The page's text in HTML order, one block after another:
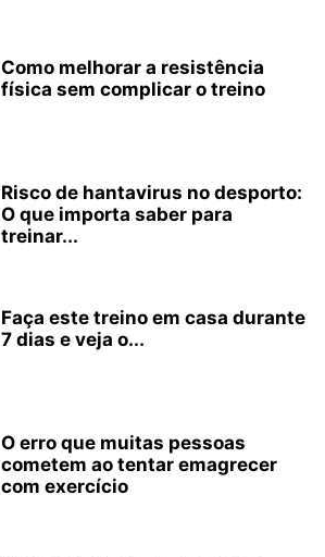
Como melhorar a resistência
física sem complicar o treino
Risco de hantavirus no desporto:
O que importa saber para
treinar...
Faça este treino em casa durante
7 dias e veja o...
O erro que muitas pessoas
cometem ao tentar emagrecer
com exercício